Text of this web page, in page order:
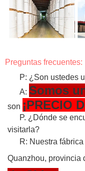
Preguntas frecuentes:
P: ¿Son ustedes
A: Somos
son ¡PRECIO
P. ¿Dónde se
visitarla?
R: Nuestra
Quanzhou, provincia